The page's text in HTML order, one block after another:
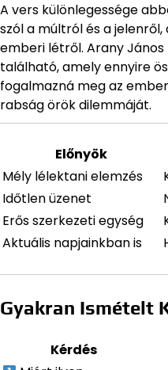
A vers különlegessége
szól a múltról és a
emberi létről. Arany
található, amely ennyire
fogalmazná meg az
rabság örök dilemmáját.
Előnyök
Mély lélektani elemzés
Időtlen üzenet
Erős szerkezeti egység
Aktuális napjainkban is
Gyakran Ismételt
Kérdés